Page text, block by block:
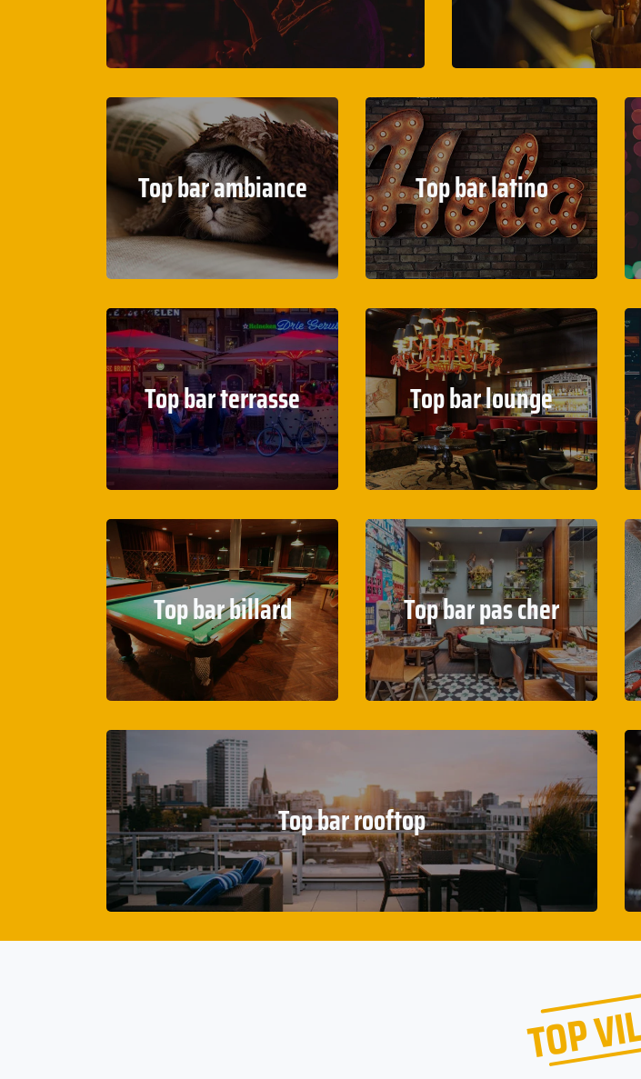
Top bar ambiance Top bar latino
Top bar terrasse Top bar lounge
Top bar billard Top bar pas cher
Top bar rooftop
TOP